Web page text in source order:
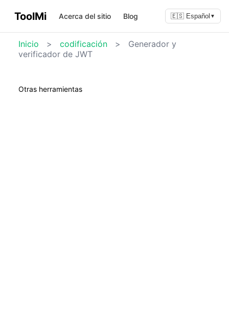
ToolMi Acerca del sitio Blog 🇪🇸 Español ▼
Inicio > codificación >
Generador y
verificador de JWT
Otras herramientas